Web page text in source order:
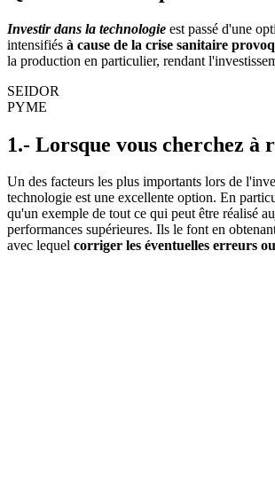
Investir dans la technologie est passé d'une
intensifiés à cause de la crise sanitaire
la production en particulier, rendant
SEIDOR
PYME
1.- Lorsque vous cherchez à
Un des facteurs les plus importants lors de
technologie est une excellente option. En
qu'un exemple de tout ce qui peut être réalisé
performances supérieures. Ils le font en
avec lequel corriger les éventuelles erreurs